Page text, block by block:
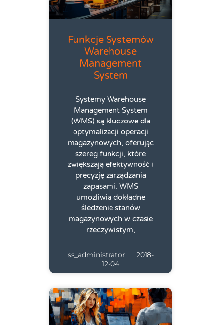
Funkcje Systemów
Warehouse
Management
System
Systemy Warehouse
Management System
(WMS) są kluczowe dla
optymalizacji operacji
magazynowych, oferując
szereg funkcji, które
zwiększają efektywność i
precyzję zarządzania
zapasami. WMS
umożliwia dokładne
śledzenie stanów
magazynowych w czasie
rzeczywistym,
ss_administrator
2018-
12-04